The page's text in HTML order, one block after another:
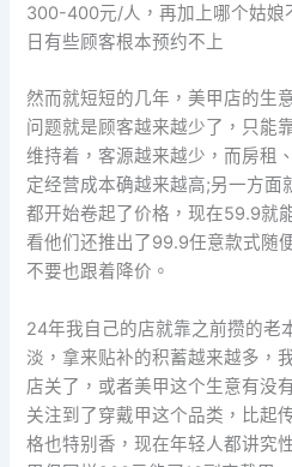
300-400元/人，再加上哪个姑娘
日有些顾客根本预约不上
然而就短短的几年，美甲店的生
问题就是顾客越来越少了，只能
维持着，客源越来越少，而房租
定经营成本确越来越高;另一方面
都开始卷起了价格，现在59.9就
看他们还推出了99.9任意款式随
不要也跟着降价。
24年我自己的店就靠之前攒的老
淡，拿来贴补的积蓄越来越多，
店关了，或者美甲这个生意有没
关注到了穿戴甲这个品类，比起
格也特别香，现在年轻人都讲究